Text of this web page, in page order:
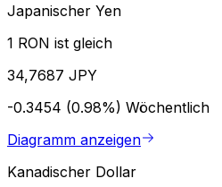
Japanischer Yen
1 RON ist gleich
34,7687 JPY
-0.3454 (0.98%) Wöchentlich
Diagramm anzeigen
Kanadischer Dollar